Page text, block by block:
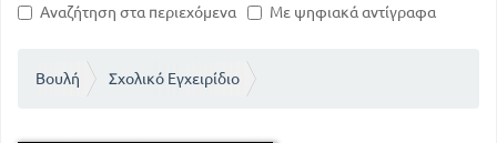
Αναζήτηση στα περιεχόμενα Με ψηφιακά αντίγραφα
Βουλή Σχολικό Εγχειρίδιο